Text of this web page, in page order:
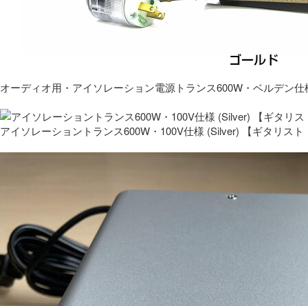
オーディオ用・アイソレーション電源トランス600W・ベルデン仕
アイソレーショントランス600W・100V仕様 (Silver) 【ギタリス